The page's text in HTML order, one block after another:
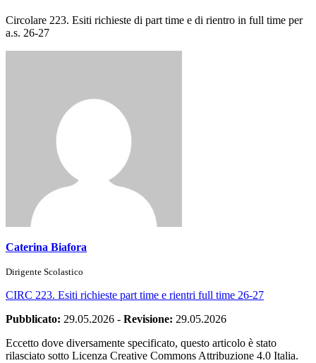
Circolare 223. Esiti richieste di part time e di rientro in full time per
a.s. 26-27
Caterina Biafora
Dirigente Scolastico
CIRC 223. Esiti richieste part time e rientri full time 26-27
Pubblicato: 29.05.2026 - Revisione: 29.05.2026
Eccetto dove diversamente specificato, questo articolo è stato
rilasciato sotto Licenza Creative Commons Attribuzione 4.0 Italia.